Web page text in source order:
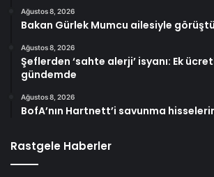
Ağustos 8, 2026
Bakan Gürlek Mumcu ailesiyle görüştü
Ağustos 8, 2026
Şeflerden ‘sahte alerji’ isyanı: Ek
gündemde
Ağustos 8, 2026
BofA’nın Hartnett’i savunma
Rastgele Haberler